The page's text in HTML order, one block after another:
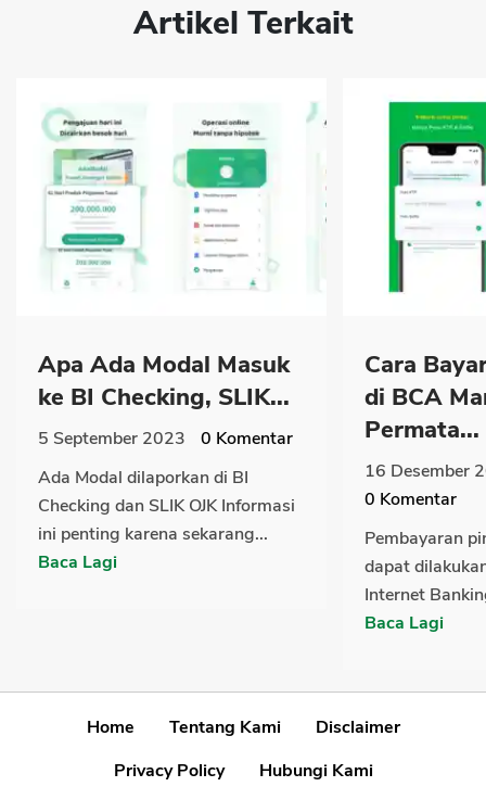
Artikel Terkait
Apa Ada Modal Masuk
ke BI Checking, SLIK...
5 September 2023 0 Komentar
Ada Modal dilaporkan di BI
Checking dan SLIK OJK Informasi
ini penting karena sekarang...
Baca Lagi
Cara
di BCA
Permata...
16 Desember
0 Komentar
Pembayaran
dapat
Internet
Baca Lagi
Home Tentang Kami
Disclaimer
Privacy Policy
Hubungi Kami